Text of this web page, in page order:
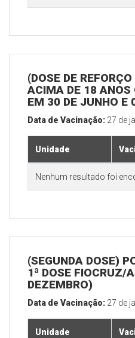
(DOSE DE
ACIMA DE 18 ANOS
EM 30 DE JUNHO E
Data de Vacinação: 27 de
Unidade
Nenhum resultado foi
(SEGUNDA DOSE)
1ª DOSE FIOCRUZ/
DEZEMBRO)
Data de Vacinação: 27 de
Unidade